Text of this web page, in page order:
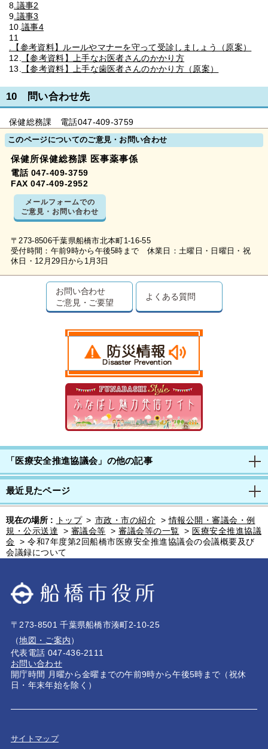
8 .議事2
9 .議事3
10. 議事4
11
.【参考資料】ルールやマナーを守って受診しましょう（原案）
12.
【参考資料】上手なお医者さんのかかり方
13.
【参考資料】上手な歯医者さんのかかり方（原案）
10 問い合わせ先
保健総務課 電話047-409-3759
このページについてのご意見・お問い合わせ
保健所保健総務課 医事薬事係
電話 047-409-3759
FAX 047-409-2952
メールフォームでの
ご意見・お問い合わせ
〒273-8506千葉県船橋市北本町1-16-55
受付時間：午前9時から午後5時まで 休業日：土曜日・日曜日・祝
休日・12月29日から1月3日
お問い合わせ
ご意見・ご要望
よくある質問
「医療安全推進協議会」の他の記事
最近見たページ
現在の場所 : トップ > 市政・市の紹介 >情報公開・審議会・例
規・公示送達
> 審議会等 > 審議会等の一覧 > 医療安全推進協議
会 > 令和7年度第2回船橋市医療安全推進協議会の会議概要及び
会議録について
〒273-8501 千葉県船橋市湊町2-10-25
（地図・ご案内）
代表電話 047-436-2111
お問い合わせ
開庁時間 月曜から金曜までの午前9時から午後5時まで（祝休
日・年末年始を除く）
サイトマップ